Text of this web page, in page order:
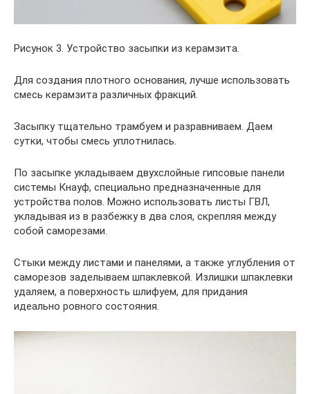
Рисунок 3. Устройство засыпки из керамзита.
Для создания плотного основания, лучше использовать
смесь керамзита различных фракций.
Засыпку тщательно трамбуем и разравниваем. Даем
сутки, чтобы смесь уплотнилась.
По засыпке укладываем двухслойные гипсовые панели
системы Кнауф, специально предназначенные для
устройства полов. Можно использовать листы ГВЛ,
укладывая из в разбежку в два слоя, скрепляя между
собой саморезами.
Стыки между листами и панелями, а также углубления от
саморезов заделываем шпаклевкой. Излишки шпаклевки
удаляем, а поверхность шлифуем, для придания
идеально ровного состояния.